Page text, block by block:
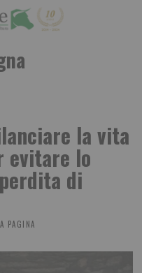
la vita
evitare lo
di
PAGINA